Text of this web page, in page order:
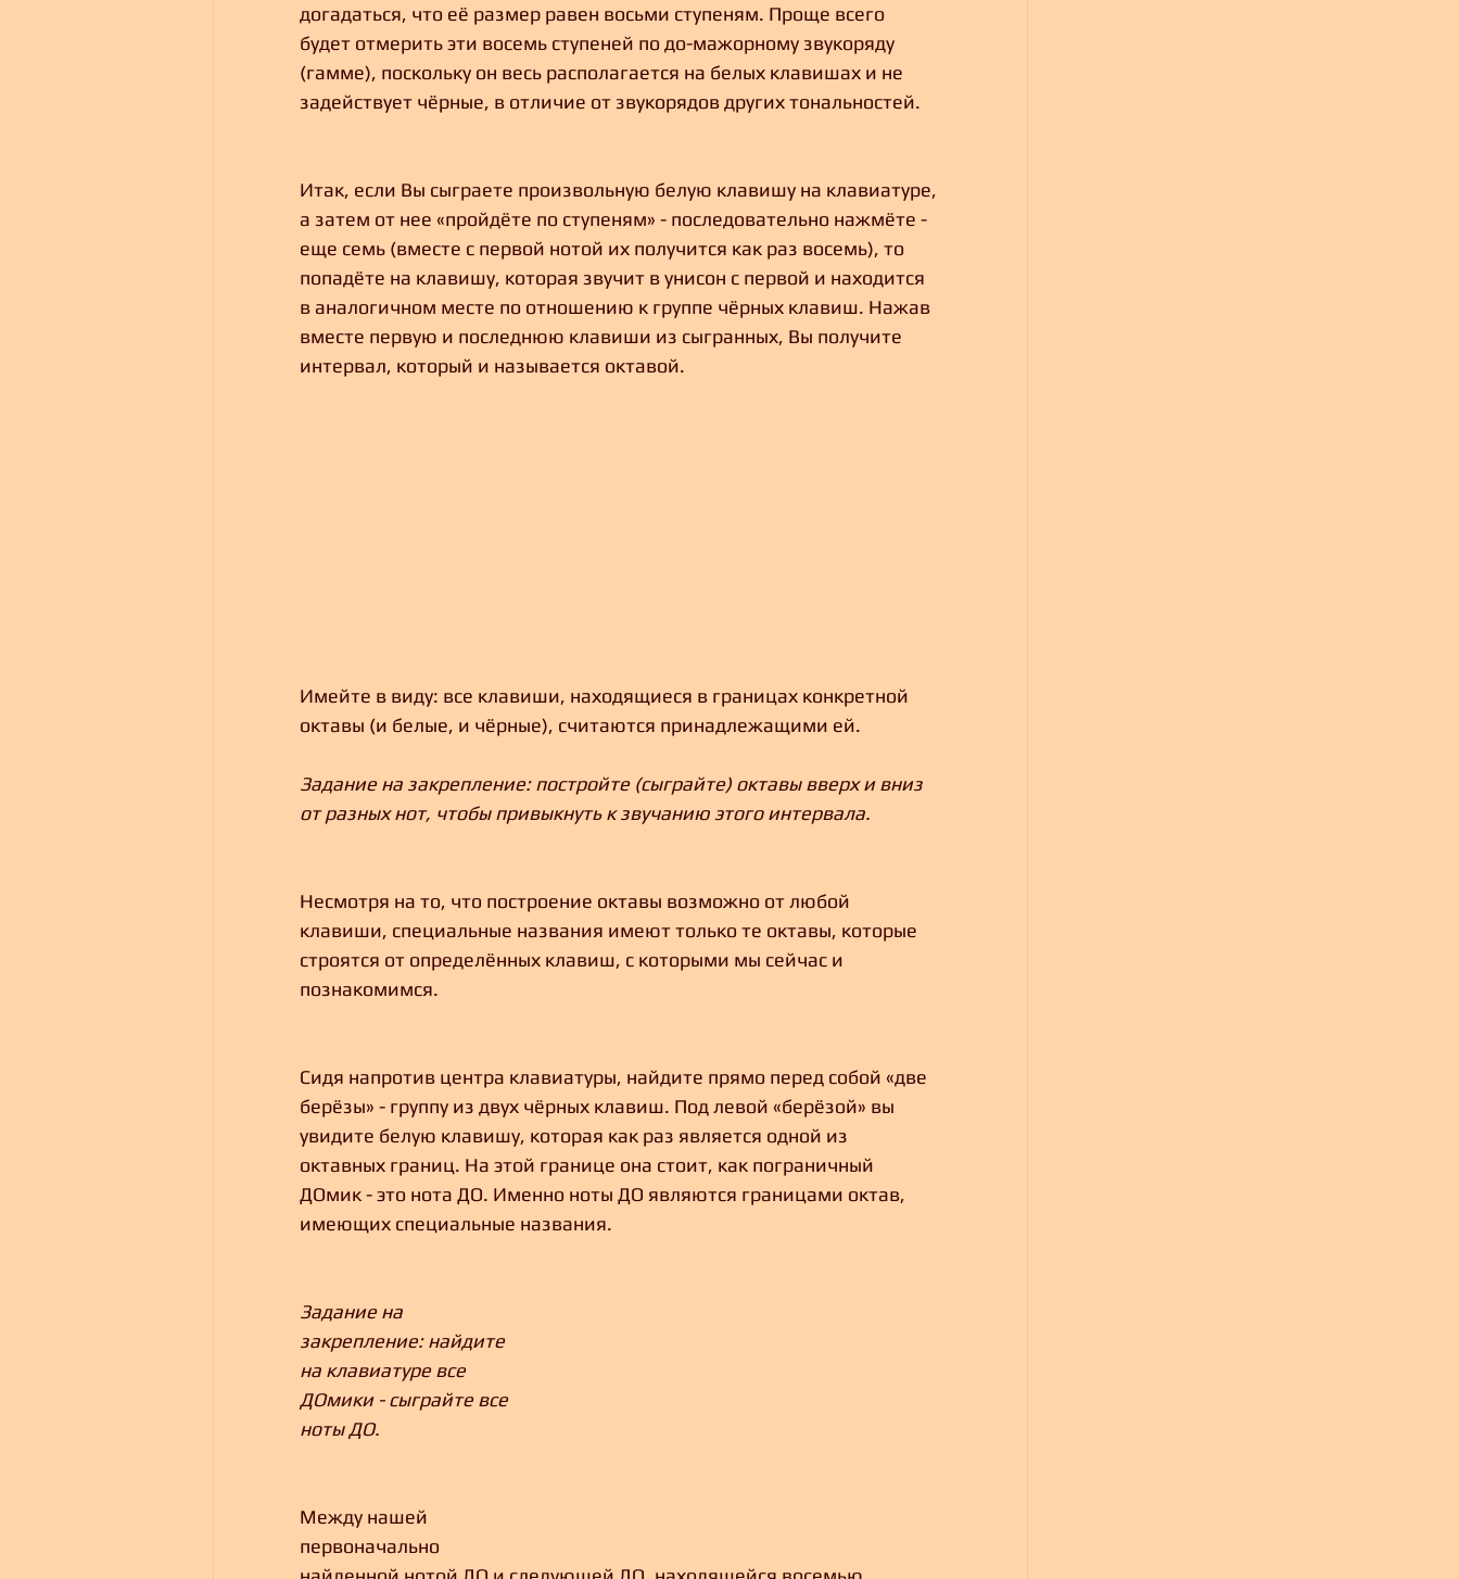
догадаться, что её размер равен восьми ступеням. Проще всего
будет отмерить эти восемь ступеней по до-мажорному звукоряду
(гамме), поскольку он весь располагается на белых клавишах и не
задействует чёрные, в отличие от звукорядов других тональностей.
Итак, если Вы сыграете произвольную белую клавишу на клавиатуре,
а затем от нее «пройдёте по ступеням» - последовательно нажмёте -
еще семь (вместе с первой нотой их получится как раз восемь), то
попадёте на клавишу, которая звучит в унисон с первой и находится
в аналогичном месте по отношению к группе чёрных клавиш. Нажав
вместе первую и последнюю клавиши из сыгранных, Вы получите
интервал, который и называется октавой.
Имейте в виду: все клавиши, находящиеся в границах конкретной
октавы (и белые, и чёрные), считаются принадлежащими ей.
Задание на закрепление: постройте (сыграйте) октавы вверх и вниз
от разных нот, чтобы привыкнуть к звучанию этого интервала.
Несмотря на то, что построение октавы возможно от любой
клавиши, специальные названия имеют только те октавы, которые
строятся от определённых клавиш, с которыми мы сейчас и
познакомимся.
Сидя напротив центра клавиатуры, найдите прямо перед собой «две
берёзы» - группу из двух чёрных клавиш. Под левой «берёзой» вы
увидите белую клавишу, которая как раз является одной из
октавных границ. На этой границе она стоит, как пограничный
ДОмик - это нота ДО. Именно ноты ДО являются границами октав,
имеющих специальные названия.
Задание на
закрепление: найдите
на клавиатуре все
ДОмики - сыграйте все
ноты ДО.
Между нашей
первоначально